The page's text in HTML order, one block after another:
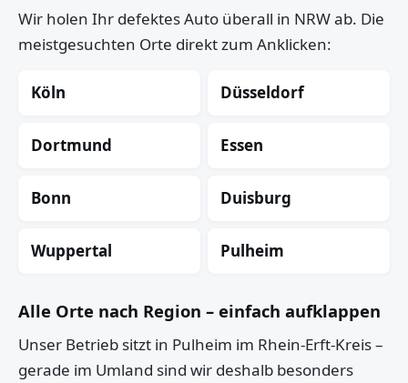
Wir holen Ihr defektes Auto überall in NRW ab. Die
meistgesuchten Orte direkt zum Anklicken:
Köln Düsseldorf
Dortmund Essen
Bonn Duisburg
Wuppertal Pulheim
Alle Orte nach Region – einfach aufklappen
Unser Betrieb sitzt in Pulheim im Rhein-Erft-Kreis –
gerade im Umland sind wir deshalb besonders